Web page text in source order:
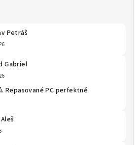
Petráš
Gabriel
Repasované PC perfektně